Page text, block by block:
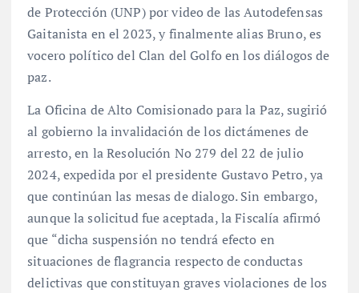
de Protección (UNP) por video de las Autodefensas
Gaitanista en el 2023, y finalmente alias Bruno, es
vocero político del Clan del Golfo en los diálogos de
paz.
La Oficina de Alto Comisionado para la Paz, sugirió
al gobierno la invalidación de los dictámenes de
arresto, en la Resolución No 279 del 22 de julio
2024, expedida por el presidente Gustavo Petro, ya
que continúan las mesas de dialogo. Sin embargo,
aunque la solicitud fue aceptada, la Fiscalía afirmó
que “dicha suspensión no tendrá efecto en
situaciones de flagrancia respecto de conductas
delictivas que constituyan graves violaciones de los